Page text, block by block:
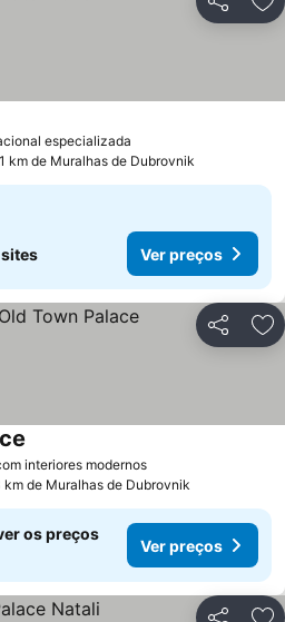
Partilhar
especializada
km de Muralhas de Dubrovnik
sites Ver preços
Partilhar
interiores modernos
km de Muralhas de Dubrovnik
os preços
Ver preços